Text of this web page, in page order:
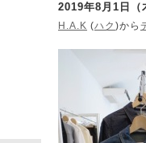
2019年8月1日
H.A.K (ハク )から